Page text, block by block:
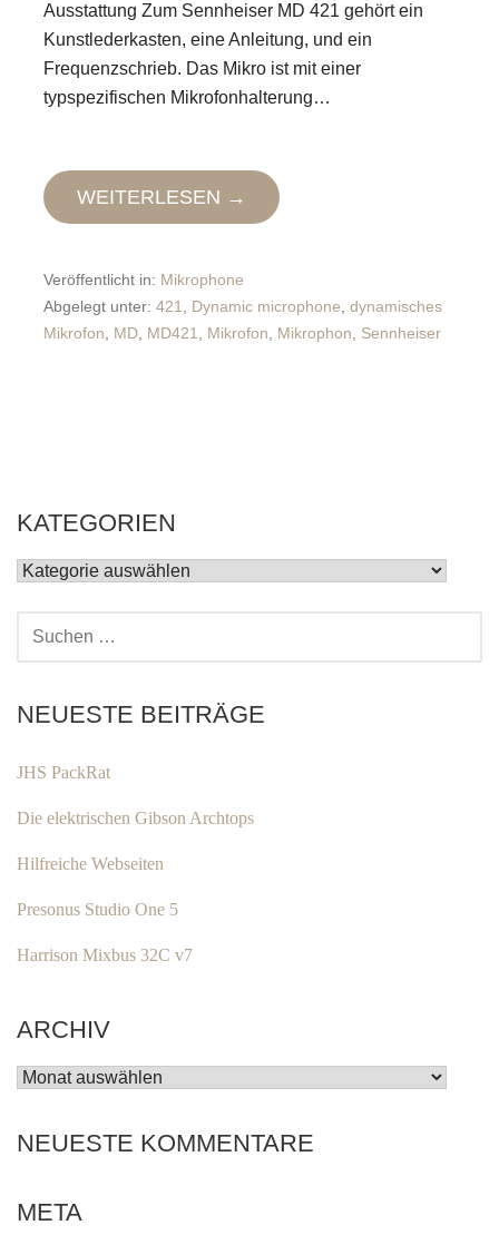
Ausstattung Zum Sennheiser MD 421 gehört ein
Kunstlederkasten, eine Anleitung, und ein
Frequenzschrieb. Das Mikro ist mit einer
typspezifischen Mikrofonhalterung…
WEITERLESEN →
Veröffentlicht in: Mikrophone
Abgelegt unter: 421, Dynamic microphone, dynamisches
Mikrofon, MD, MD421, Mikrofon, Mikrophon, Sennheiser
KATEGORIEN
KATEGORIEN
NEUESTE BEITRÄGE
JHS PackRat
Die elektrischen Gibson Archtops
Hilfreiche Webseiten
Presonus Studio One 5
Harrison Mixbus 32C v7
ARCHIV
ARCHIV
NEUESTE KOMMENTARE
META